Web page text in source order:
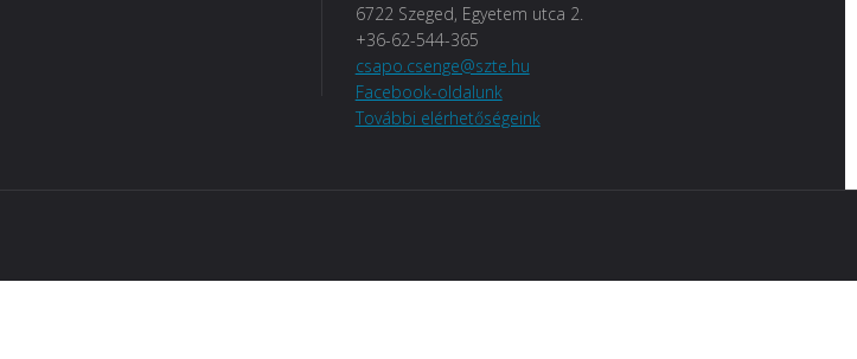
6722 Szeged, Egyetem utca 2.
+36-62-544-365
csapo.csenge@szte.hu
Facebook-oldalunk
További elérhetőségeink